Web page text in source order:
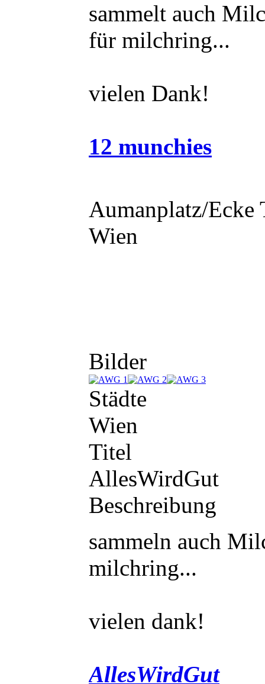
sammelt auch
für milchring...
vielen Dank!
12 munchies
Aumanplatz/Ecke
Wien
Bilder
Städte
Wien
Titel
AllesWirdGut
Beschreibung
sammeln auch
milchring...
vielen dank!
AllesWirdGut